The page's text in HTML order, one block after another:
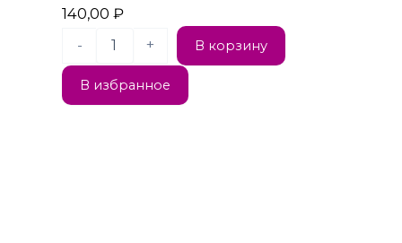
140,00₽
-
+ В корзину
В избранное